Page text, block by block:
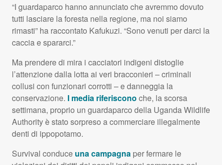
“I guardaparco hanno annunciato che avremmo dovuto
tutti lasciare la foresta nella regione, ma noi siamo
rimasti” ha raccontato Kafukuzi. “Sono venuti per darci la
caccia e spararci.”
Ma prendere di mira i cacciatori indigeni distoglie
l’attenzione dalla lotta ai veri bracconieri – criminali
collusi con funzionari corrotti – e danneggia la
conservazione. I media riferiscono che, la scorsa
settimana, proprio un guardaparco della Uganda Wildlife
Authority è stato sorpreso a commerciare illegalmente
denti di ippopotamo.
Survival conduce una campagna per fermare le